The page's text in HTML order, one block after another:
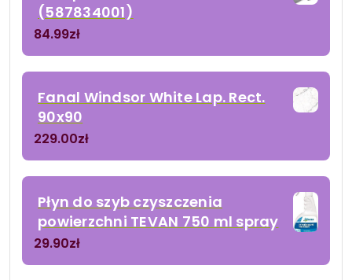
(587834001)
84.99zł
Fanal Windsor White Lap. Rect.
90x90
229.00zł
Płyn do szyb czyszczenia
powierzchni TEVAN 750 ml spray
29.90zł